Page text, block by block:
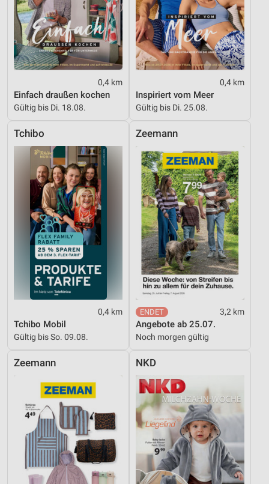
0,4 km
Einfach draußen kochen
Gültig bis Di. 18.08.
0,4 km
Inspiriert vom Meer
Gültig bis Di. 25.08.
Tchibo
0,4 km
Tchibo Mobil
Gültig bis So. 09.08.
Zeemann
3,2 km
Angebote ab 25.07.
Noch morgen gültig
Zeemann NKD
Werbung